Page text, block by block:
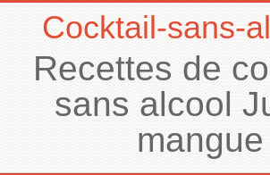
Cocktail-sans-
Recettes de
sans alcool
mangue